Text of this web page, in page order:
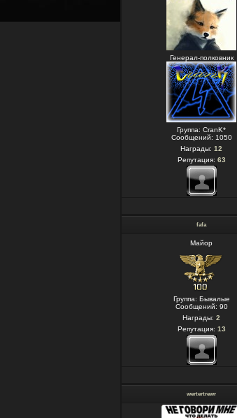
Генерал-полковник
Группа: CranK*
Сообщений: 1050
Награды: 12
Репутация: 63
fafa
Майор
Группа: Бывалые
Сообщений: 90
Награды: 2
Репутация: 13
wertertrewr